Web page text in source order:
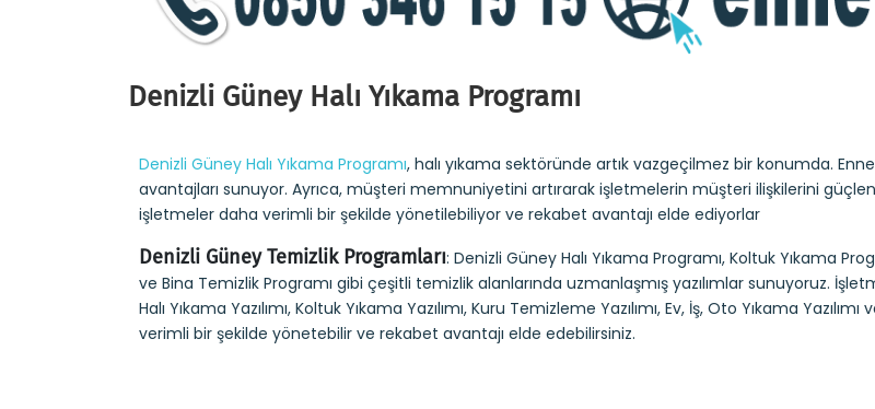
Denizli Güney Halı Yıkama Programı
Denizli Güney Halı Yıkama Programı, halı yıkama sektöründe artık vazgeçilmez bir konumda.
avantajları sunuyor. Ayrıca, müşteri memnuniyetini artırarak işletmelerin müşteri ilişkilerini
işletmeler daha verimli bir şekilde yönetilebiliyor ve rekabet avantajı elde ediyorlar
Denizli Güney Temizlik Programları: Denizli Güney Halı Yıkama Programı, Koltuk Yıkama
ve Bina Temizlik Programı gibi çeşitli temizlik alanlarında uzmanlaşmış yazılımlar sunuyoruz.
Halı Yıkama Yazılımı, Koltuk Yıkama Yazılımı, Kuru Temizleme Yazılımı, Ev, İş, Oto Yıkama
verimli bir şekilde yönetebilir ve rekabet avantajı elde edebilirsiniz.